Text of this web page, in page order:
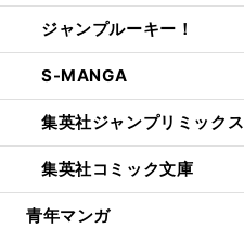
ジャンプルーキー！
S-MANGA
集英社ジャンプリミックス
集英社コミック文庫
青年マンガ